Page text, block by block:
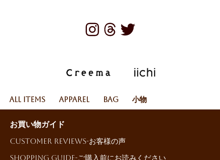
All Items Apparel Bag 小物
お買い物ガイド
Customer reviews-お客様の声
Shopping Guide-ご購入前にお読みください